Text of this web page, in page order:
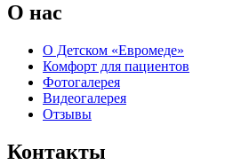
О нас
О Детском «Евромеде»
Комфорт для пациентов
Фотогалерея
Видеогалерея
Отзывы
Контакты